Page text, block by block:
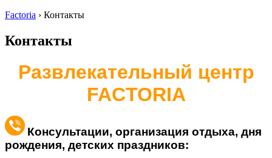
Factoria › Контакты
Контакты
Развлекательный центр
FACTORIA
Консультации, организация отдыха, дня
рождения, детских праздников: